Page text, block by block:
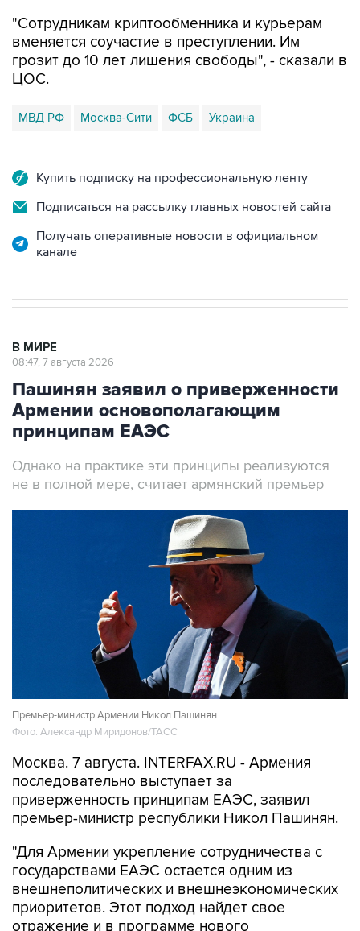
"Сотрудникам криптообменника и курьерам
вменяется соучастие в преступлении. Им
грозит до 10 лет лишения свободы", - сказали в
ЦОС.
МВД РФ Москва-Сити ФСБ Украина
Купить подписку на профессиональную ленту
Подписаться на рассылку главных новостей сайта
Получать оперативные новости в официальном
канале
В МИРЕ
08:47, 7 августа 2026
Пашинян заявил о приверженности
Армении основополагающим
принципам ЕАЭС
Однако на практике эти принципы реализуются
не в полной мере, считает армянский премьер
Премьер-министр Армении Никол Пашинян
Фото: Александр Миридонов/ТАСС
Москва. 7 августа. INTERFAX.RU - Армения
последовательно выступает за
приверженность принципам ЕАЭС, заявил
премьер-министр республики Никол Пашинян.
"Для Армении укрепление сотрудничества с
государствами ЕАЭС остается одним из
внешнеполитических и внешнеэкономических
приоритетов. Этот подход найдет свое
отражение и в программе нового